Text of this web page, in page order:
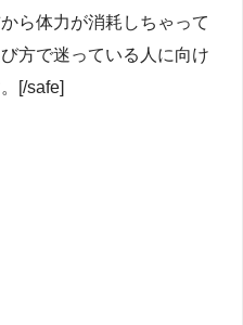
ら体力が消耗しちゃって
方で迷っている人に向け
[/safe]